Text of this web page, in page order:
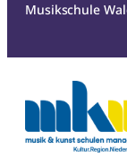
Musikschule